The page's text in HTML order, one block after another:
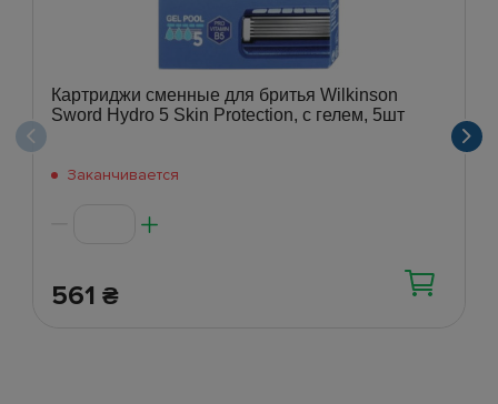
Картриджи сменные для бритья Wilkinson
Sword Hydro 5 Skin Protection, с гелем, 5шт
Заканчивается
561 ₴